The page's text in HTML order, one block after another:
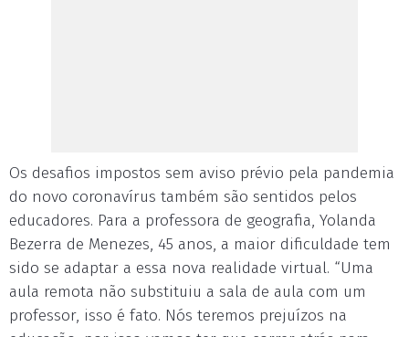
Os desafios impostos sem aviso prévio pela pandemia
do novo coronavírus também são sentidos pelos
educadores. Para a professora de geografia, Yolanda
Bezerra de Menezes, 45 anos, a maior dificuldade tem
sido se adaptar a essa nova realidade virtual. “Uma
aula remota não substituiu a sala de aula com um
professor, isso é fato. Nós teremos prejuízos na